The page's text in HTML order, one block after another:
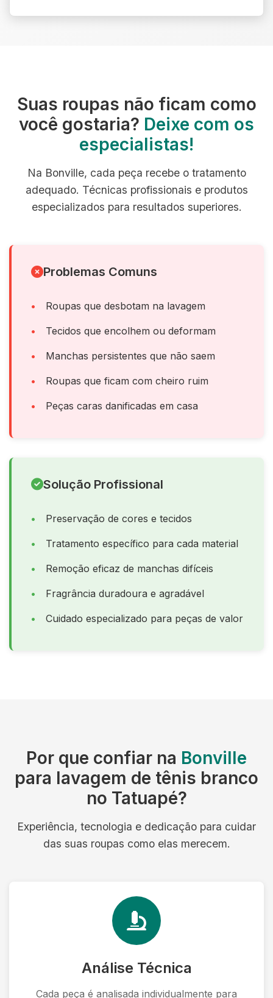
Suas roupas não ficam como
você gostaria? Deixe com os
especialistas!
Na Bonville, cada peça recebe o tratamento
adequado. Técnicas profissionais e produtos
especializados para resultados superiores.
Problemas Comuns
Roupas que desbotam na lavagem
Tecidos que encolhem ou deformam
Manchas persistentes que não saem
Roupas que ficam com cheiro ruim
Peças caras danificadas em casa
Solução Profissional
Preservação de cores e tecidos
Tratamento específico para cada material
Remoção eficaz de manchas difíceis
Fragrância duradoura e agradável
Cuidado especializado para peças de valor
Por que confiar na Bonville
para lavagem de tênis branco
no Tatuapé?
Experiência, tecnologia e dedicação para cuidar
das suas roupas como elas merecem.
Análise Técnica
Cada peça é analisada individualmente para